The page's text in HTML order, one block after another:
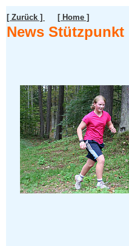
[ Zurück ] [ Home ]
News Stützpunkt